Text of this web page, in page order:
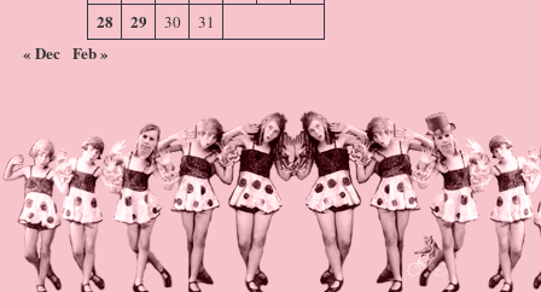
28 29 30 31
« Dec Feb »